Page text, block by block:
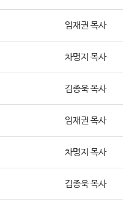
임재권 목사
차명지 목사
김종욱 목사
임재권 목사
차명지 목사
김종욱 목사